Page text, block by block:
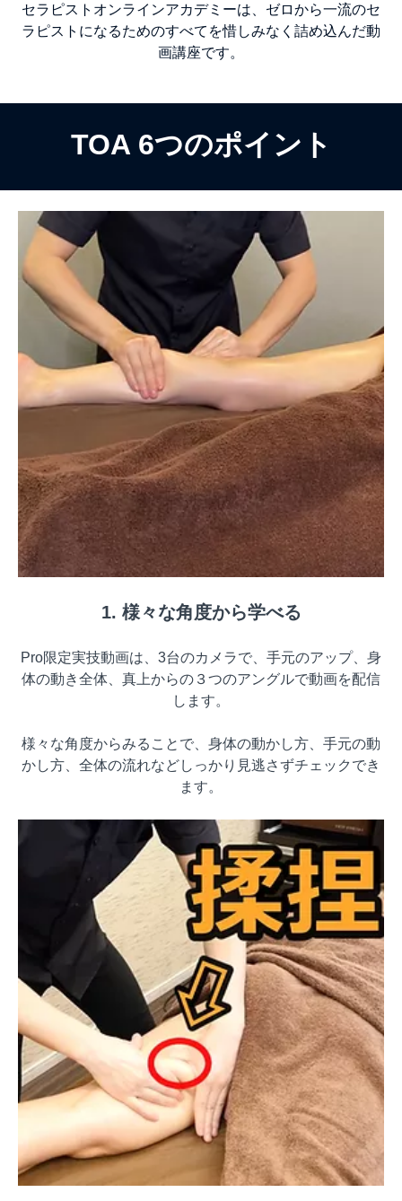
セラピストオンラインアカデミーは、ゼロから一流のセ
ラピストになるためのすべてを惜しみなく詰め込んだ動
画講座です。
TOA 6つのポイント
1.​ 様々な角度から学べる
Pro限定実技動画は、3台のカメラで、手元のアップ、身
体の動き全体、真上からの３つのアングルで動画を配信
します。
様々な角度からみることで、身体の動かし方、手元の動
かし方、全体の流れなどしっかり見逃さずチェックでき
ます。